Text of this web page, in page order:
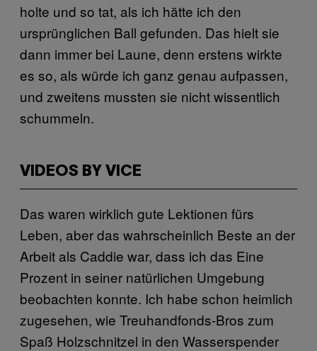
holte und so tat, als ich hätte ich den
ursprünglichen Ball gefunden. Das hielt sie
dann immer bei Laune, denn erstens wirkte
es so, als würde ich ganz genau aufpassen,
und zweitens mussten sie nicht wissentlich
schummeln.
VIDEOS BY VICE
Das waren wirklich gute Lektionen fürs
Leben, aber das wahrscheinlich Beste an der
Arbeit als Caddie war, dass ich das Eine
Prozent in seiner natürlichen Umgebung
beobachten konnte. Ich habe schon heimlich
zugesehen, wie Treuhandfonds-Bros zum
Spaß Holzschnitzel in den Wasserspender